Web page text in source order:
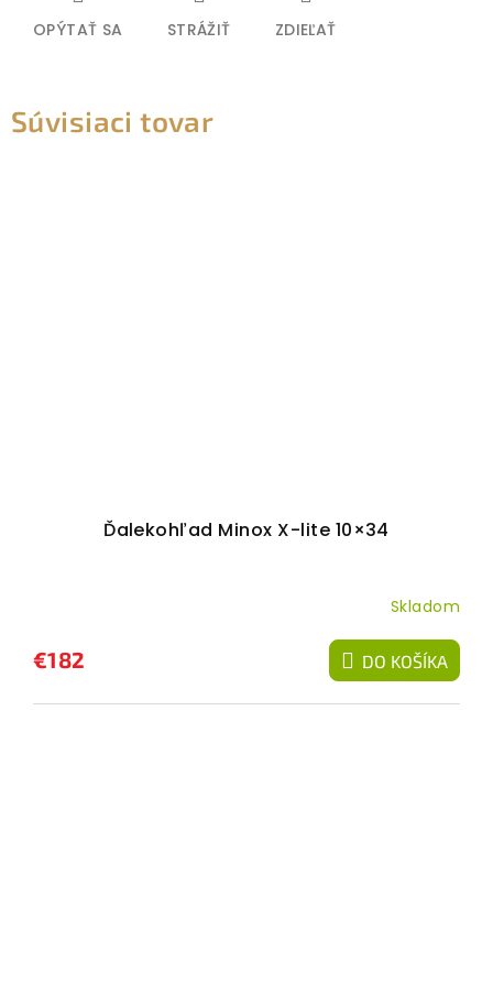
OPÝTAŤ SA STRÁŽIŤ ZDIEĽAŤ
Súvisiaci tovar
Ďalekohľad Minox X-lite 10×34
Skladom
€182 DO KOŠÍKA